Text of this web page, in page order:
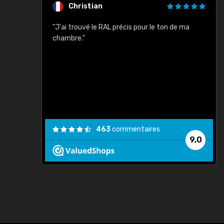
Christian
"J'ai trouvé le RAL précis pour le ton de ma
chambre."
9,0
463commentaires